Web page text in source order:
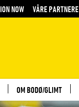
NOW VÅRE PARTNERE
OM BODØ/GLIMT